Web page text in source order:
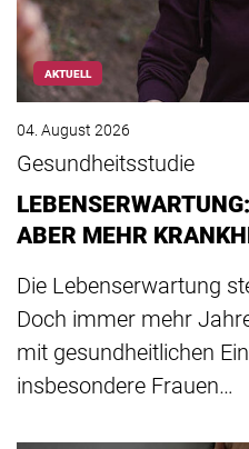
AKTUELL
04. August 2026
Gesundheitsstudie
ABER MEHR
Die Lebenserwartung
Doch immer mehr
mit gesundheitlichen
insbesondere Frauen…